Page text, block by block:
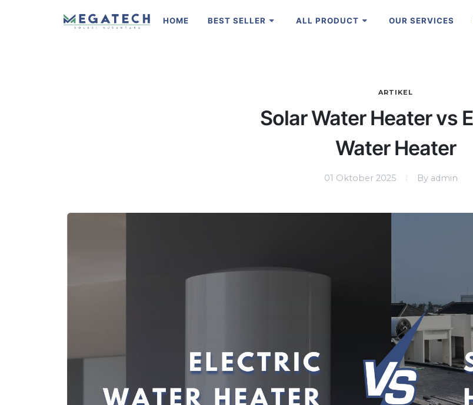
HOME BEST SELLER ALL PRODUCT OUR SERVICES
ARTIKEL
Solar Water Heater vs
Water Heater
01 Oktober 2025 By admin